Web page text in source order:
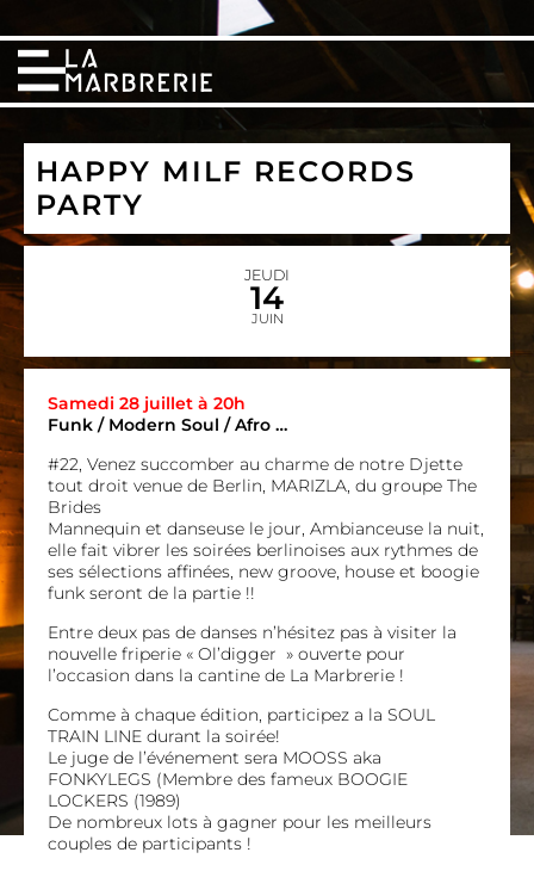
HAPPY MILF RECORDS
PARTY
JEUDI
14
JUIN
Samedi 28 juillet à 20h
Funk / Modern Soul / Afro …
#22, Venez succomber au charme de notre Djette
tout droit venue de Berlin, MARIZLA, du groupe The
Brides
Mannequin et danseuse le jour, Ambianceuse la nuit,
elle fait vibrer les soirées berlinoises aux rythmes de
ses sélections affinées, new groove, house et boogie
funk seront de la partie !!
Entre deux pas de danses n’hésitez pas à visiter la
nouvelle friperie « Ol’digger » ouverte pour
l’occasion dans la cantine de La Marbrerie !
Comme à chaque édition, participez a la SOUL
TRAIN LINE durant la soirée!
Le juge de l’événement sera MOOSS aka
FONKYLEGS (Membre des fameux BOOGIE
LOCKERS (1989)
De nombreux lots à gagner pour les meilleurs
couples de participants !